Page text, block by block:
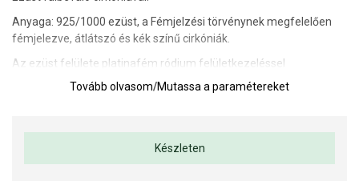
Anyaga: 925/1000 ezüst, a Fémjelzési törvénynek megfelelően
fémjelezve, átlátszó és kék színű cirkóniák.
Az ezüst felülete platinafém ródium felületkezeléssel
rendelkezik, ami garantálja a magas fényt és a minőséget.
Súly: 3 g.
Fülbevaló mérete: 7 x 30 mm, cirkónia mérete 6 x 8 mm.
Tovább olvasom/Mutassa a paramétereket
Készleten